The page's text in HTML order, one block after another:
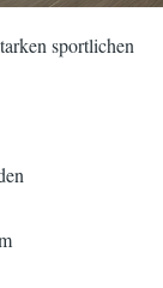
sportlichen